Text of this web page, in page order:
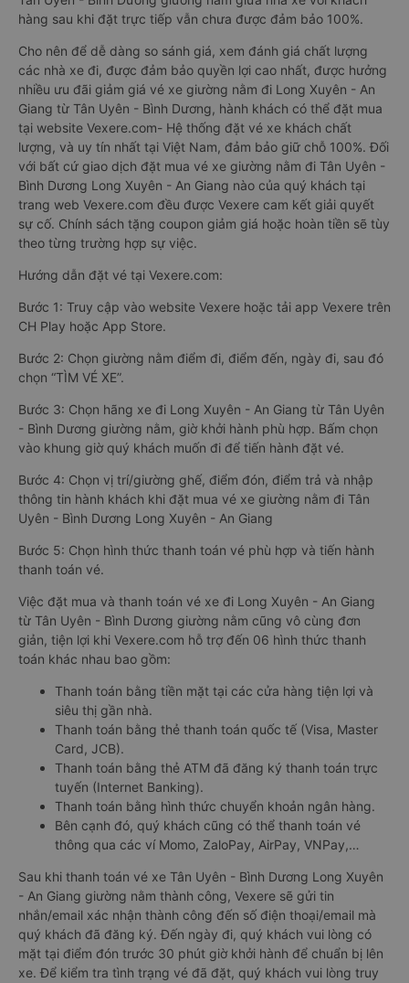
hàng sau khi đặt trực tiếp vẫn chưa được đảm bảo 100%.
Cho nên để dễ dàng so sánh giá, xem đánh giá chất lượng
các nhà xe đi, được đảm bảo quyền lợi cao nhất, được hưởng
nhiều ưu đãi giảm giá vé xe giường nằm đi Long Xuyên - An
Giang từ Tân Uyên - Bình Dương, hành khách có thể đặt mua
tại website Vexere.com- Hệ thống đặt vé xe khách chất
lượng, và uy tín nhất tại Việt Nam, đảm bảo giữ chỗ 100%. Đối
với bất cứ giao dịch đặt mua vé xe giường nằm đi Tân Uyên -
Bình Dương Long Xuyên - An Giang nào của quý khách tại
trang web Vexere.com đều được Vexere cam kết giải quyết
sự cố. Chính sách tặng coupon giảm giá hoặc hoàn tiền sẽ tùy
theo từng trường hợp sự việc.
Hướng dẫn đặt vé tại Vexere.com:
Bước 1: Truy cập vào website Vexere hoặc tải app Vexere trên
CH Play hoặc App Store.
Bước 2: Chọn giường nằm điểm đi, điểm đến, ngày đi, sau đó
chọn “TÌM VÉ XE”.
Bước 3: Chọn hãng xe đi Long Xuyên - An Giang từ Tân Uyên
- Bình Dương giường nằm, giờ khởi hành phù hợp. Bấm chọn
vào khung giờ quý khách muốn đi để tiến hành đặt vé.
Bước 4: Chọn vị trí/giường ghế, điểm đón, điểm trả và nhập
thông tin hành khách khi đặt mua vé xe giường nằm đi Tân
Uyên - Bình Dương Long Xuyên - An Giang
Bước 5: Chọn hình thức thanh toán vé phù hợp và tiến hành
thanh toán vé.
Việc đặt mua và thanh toán vé xe đi Long Xuyên - An Giang
từ Tân Uyên - Bình Dương giường nằm cũng vô cùng đơn
giản, tiện lợi khi Vexere.com hỗ trợ đến 06 hình thức thanh
toán khác nhau bao gồm:
Thanh toán bằng tiền mặt tại các cửa hàng tiện lợi và
siêu thị gần nhà.
Thanh toán bằng thẻ thanh toán quốc tế (Visa, Master
Card, JCB).
Thanh toán bằng thẻ ATM đã đăng ký thanh toán trực
tuyến (Internet Banking).
Thanh toán bằng hình thức chuyển khoản ngân hàng.
Bên cạnh đó, quý khách cũng có thể thanh toán vé
thông qua các ví Momo, ZaloPay, AirPay, VNPay,…
Sau khi thanh toán vé xe Tân Uyên - Bình Dương Long Xuyên
- An Giang giường nằm thành công, Vexere sẽ gửi tin
nhắn/email xác nhận thành công đến số điện thoại/email mà
quý khách đã đăng ký. Đến ngày đi, quý khách vui lòng có
mặt tại điểm đón trước 30 phút giờ khởi hành để chuẩn bị lên
xe. Để kiểm tra tình trạng vé đã đặt, quý khách vui lòng truy